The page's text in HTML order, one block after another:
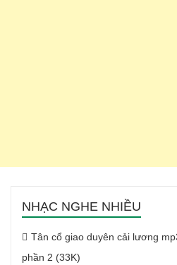
NHẠC NGHE NHIỀU
Tân cổ giao duyên cải lương
phần 2 (33K)